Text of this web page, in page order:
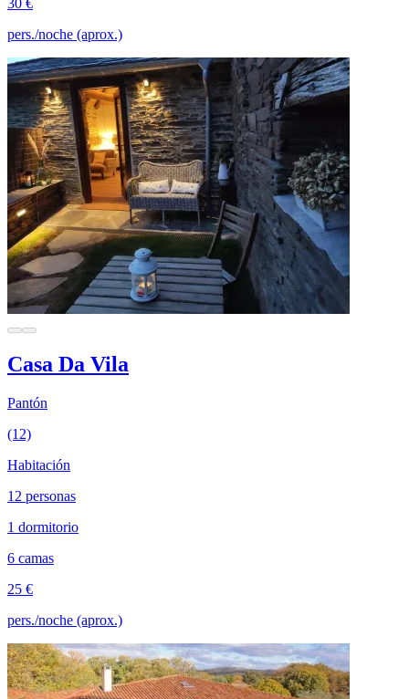
pers./noche (aprox.)
Casa Da Vila
Pantón
(12)
Habitación
12 personas
1 dormitorio
6 camas
25 €
pers./noche (aprox.)